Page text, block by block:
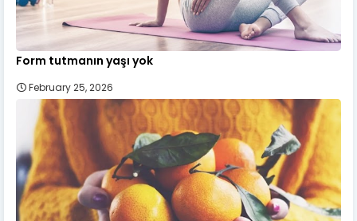
Form tutmanın yaşı yok
February 25, 2026